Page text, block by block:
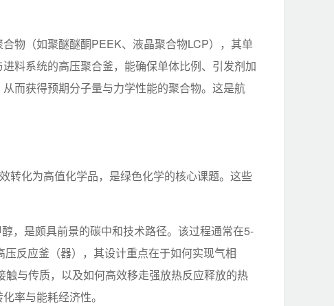
物（如聚醚醚酮PEEK、液晶聚合物LCP），其单
料系统的高压聚合釜，能确保单体比例、引发剂加
而获得预期分子量与力学性能的聚合物。这是航
转化为高值化学品，是绿色化学的核心课题。这些
，是颇具前景的碳中和技术路径。该过程通常在5-
反应釜（器），其设计重点在于如何实现气相
触与传质，以及如何高效移走强放热反应释放的热
率与能耗经济性。